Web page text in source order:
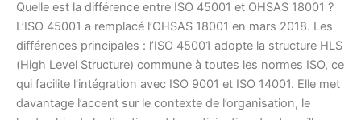
Quelle est la différence entre ISO 45001 et OHSAS 18001 ?
L’ISO 45001 a remplacé l’OHSAS 18001 en mars 2018. Les
différences principales : l’ISO 45001 adopte la structure HLS
(High Level Structure) commune à toutes les normes ISO, ce
qui facilite l’intégration avec ISO 9001 et ISO 14001. Elle met
davantage l’accent sur le contexte de l’organisation, le